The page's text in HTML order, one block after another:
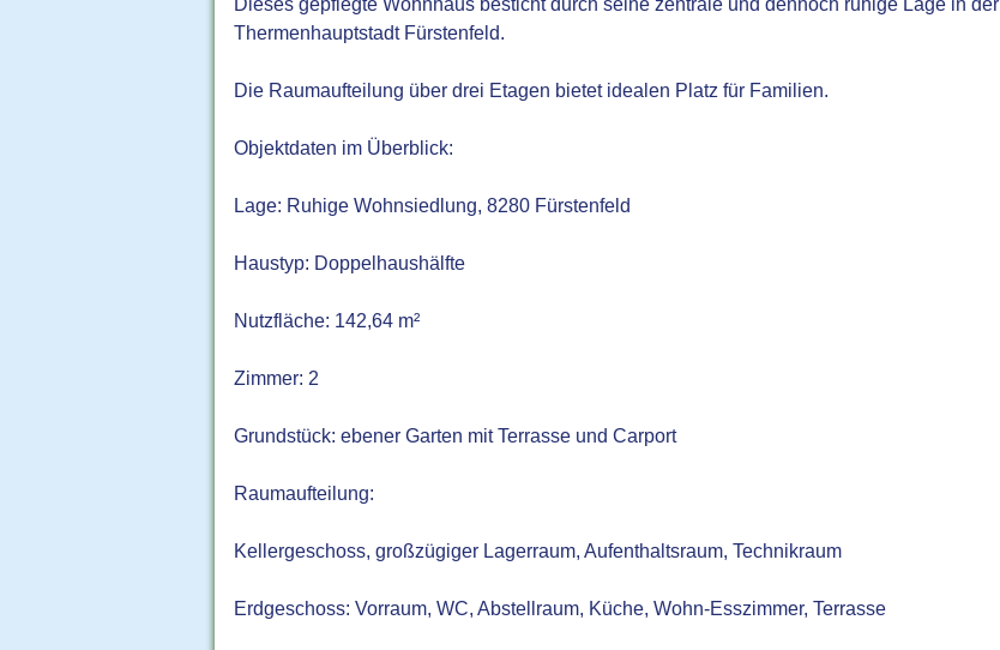
Thermenhauptstadt Fürstenfeld.
Die Raumaufteilung über drei Etagen bietet idealen Platz für Familien.
Objektdaten im Überblick:
Lage: Ruhige Wohnsiedlung, 8280 Fürstenfeld
Haustyp: Doppelhaushälfte
Nutzfläche: 142,64 m²
Zimmer: 2
Grundstück: ebener Garten mit Terrasse und Carport
Raumaufteilung:
Kellergeschoss, großzügiger Lagerraum, Aufenthaltsraum, Technikraum
Erdgeschoss: Vorraum, WC, Abstellraum, Küche, Wohn-Esszimmer, Terrasse